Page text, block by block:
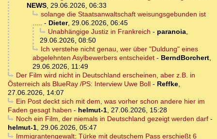
NEWS, 29.06.2026, 06:33
solange die Staatsanwaltschaft weisungsgebunden ist
..... - Dieter, 29.06.2026, 06:45
Unabhängige Justiz in Frankreich - paranoia,
29.06.2026, 08:50
Ich verstehe nicht genau, wer über "Duldung" eines
abgelehnten Asylbewerbers entscheidet - BerndBorchert,
29.06.2026, 11:49
Der Film wird nicht in Deutschland erscheinen, aber z.B. in
Österreich als BlueRay /PS: Interview Uwe Boll - Reffke,
27.06.2026, 14:07
Ein Post deckt sich mit dem, was vorher schon andere hier im
Faden gesagt haben - helmut-1, 27.06.2026, 15:28
Noch ein Film, der niemals in Deutschland gezeigt werden darf-
helmut-1, 29.06.2026, 05:47
Immigrantengewalt: Türke mit deutschem Pass erschießt 6